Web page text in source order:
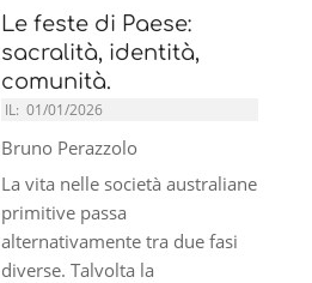
Le feste di Paese:
sacralità, identità,
comunità.
IL: 01/01/2026
Bruno Perazzolo
La vita nelle società australiane
primitive passa
alternativamente tra due fasi
diverse. Talvolta la